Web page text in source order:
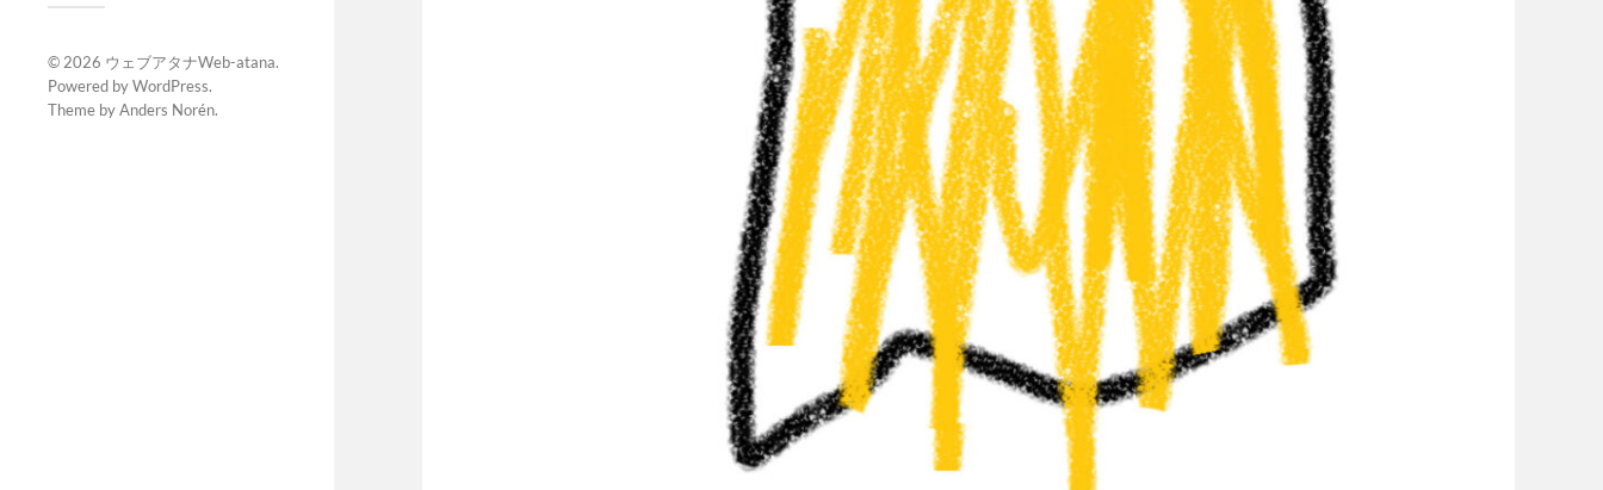
© 2026 ウェブアタナWeb-atana.
Powered byWordPress.
Theme byAnders Norén.